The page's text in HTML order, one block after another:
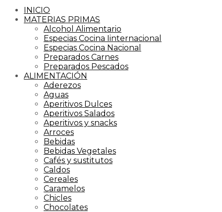
INICIO
MATERIAS PRIMAS
Alcohol Alimentario
Especias Cocina Iinternacional
Especias Cocina Nacional
Preparados Carnes
Preparados Pescados
ALIMENTACIÓN
Aderezos
Aguas
Aperitivos Dulces
Aperitivos Salados
Aperitivos y snacks
Arroces
Bebidas
Bebidas Vegetales
Cafés y sustitutos
Caldos
Cereales
Caramelos
Chicles
Chocolates